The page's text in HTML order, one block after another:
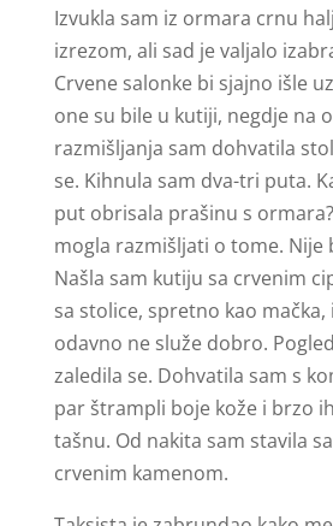
Izvukla sam iz ormara crnu
izrezom, ali sad je valjalo
Crvene salonke bi sjajno išle
one su bile u kutiji, negdje na
razmišljanja sam dohvatila
se. Kihnula sam dva-tri puta.
put obrisala prašinu s
mogla razmišljati o tome. Nije
Našla sam kutiju sa crvenim
sa stolice, spretno kao
odavno ne služe dobro.
zaledila se. Dohvatila sam s
par štrampli boje kože i brzo
tašnu. Od nakita sam stavila
crvenim kamenom.